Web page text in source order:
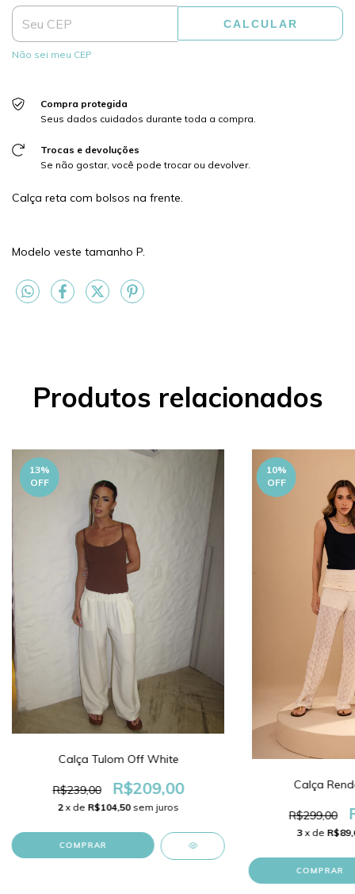
CALCULAR
Não sei meu CEP
Compra protegida
Seus dados cuidados durante toda a compra.
Trocas e devoluções
Se não gostar, você pode trocar ou devolver.
Calça reta com bolsos na frente.
Modelo veste tamanho P.
Produtos relacionados
13%
OFF
Calça Tulom Off White
R$239,00 R$209,00
2 x de R$104,50 sem juros
COMPRAR
10%
OFF
Calça
R$299,00
3 x de
COMPRAR